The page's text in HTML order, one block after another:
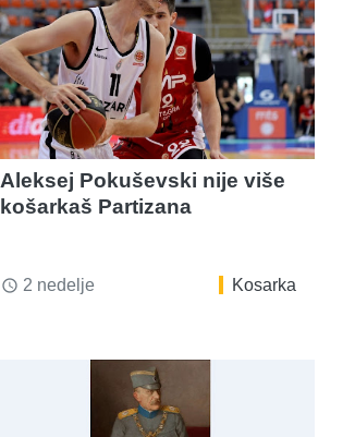
Aleksej Pokuševski nije više
košarkaš Partizana
access_time 2 nedelje Kosarka